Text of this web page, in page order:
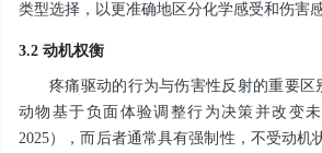
类型选择，以更准确地区分化学感受和伤害
3.2 动机权衡
疼痛驱动的行为与伤害性反射的重要区
动物基于负面体验调整行为决策并改变未
2025），而后者通常具有强制性，不受动机